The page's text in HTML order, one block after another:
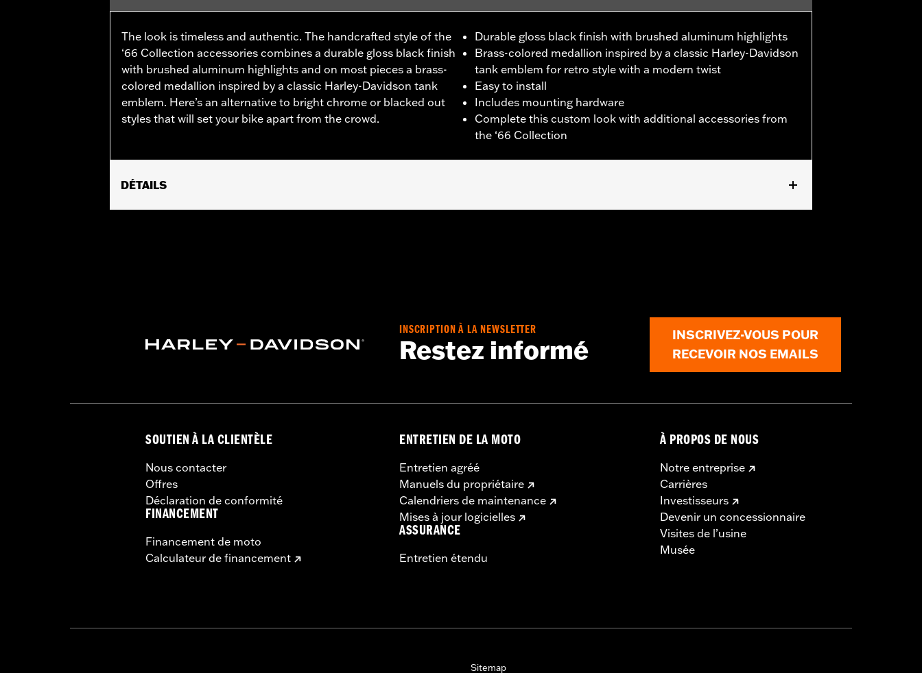
The look is timeless and authentic. The handcrafted style of the
‘66 Collection accessories combines a durable gloss black finish
with brushed aluminum highlights and on most pieces a brass-
colored medallion inspired by a classic Harley-Davidson tank
emblem. Here’s an alternative to bright chrome or blacked out
styles that will set your bike apart from the crowd.
Durable gloss black finish with brushed aluminum highlights
Brass-colored medallion inspired by a classic Harley-Davidson
tank emblem for retro style with a modern twist
Easy to install
Includes mounting hardware
Complete this custom look with additional accessories from
the ‘66 Collection
DÉTAILS
INSCRIPTION À LA NEWSLETTER
Restez informé
INSCRIVEZ-VOUS POUR
RECEVOIR NOS EMAILS
SOUTIEN À LA CLIENTÈLE
Nous contacter
Offres
Déclaration de conformité
FINANCEMENT
Financement de moto
Calculateur de financement
ENTRETIEN DE LA MOTO
Entretien agréé
Manuels du propriétaire
Calendriers de maintenance
Mises à jour logicielles
ASSURANCE
Entretien étendu
À PROPOS DE NOUS
Notre entreprise
Carrières
Investisseurs
Devenir un concessionnaire
Visites de l’usine
Musée
Sitemap